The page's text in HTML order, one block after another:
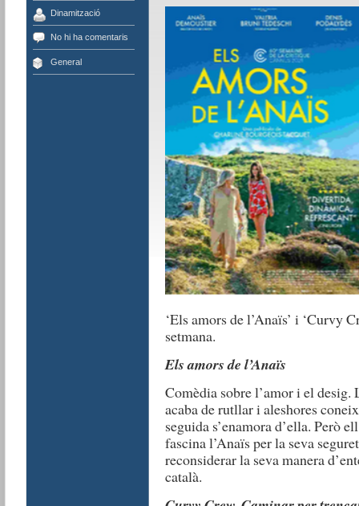
Dinamització
No hi ha comentaris
General
‘Els amors de l’Anaïs’ i ‘Curvy
setmana.
Els amors de l’Anaïs
Comèdia sobre l’amor i el
acaba de rutllar i aleshores
seguida s’enamora d’ella. Però
fascina l’Anaïs per la seva
reconsiderar la seva manera
català.